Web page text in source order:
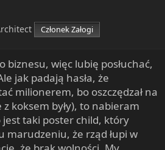
Członek Załogi
biznesu, więc lubię posłuchać,
jak padają hasła, że
milionerem, bo oszczędzał na
koksem były), to nabieram
taki poster child, który
marudzeniu, że rząd łupi w